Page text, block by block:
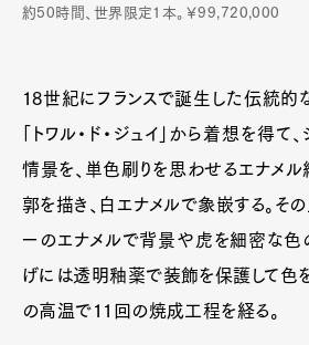
約50時間、世界限定1本。￥99,720,000
18世紀にフランスで誕生した伝統的
「トワル・ド・ジュイ」から着想を得
情景を、単色刷りを思わせるエナメ
郭を描き、白エナメルで象嵌する。その
ーのエナメルで背景や虎を細密な色
げには透明釉薬で装飾を保護して色
の高温で11回の焼成工程を経る。